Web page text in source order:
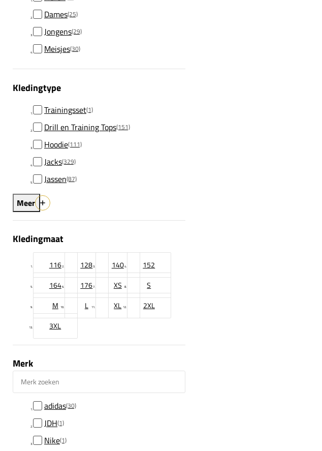
Dames(25)
Jongens(29)
Meisjes(30)
Kledingtype
Trainingsset(1)
Drill en Training Tops(151)
Hoodie(111)
Jacks(329)
Jassen(87)
Meer
Kledingmaat
116 128 140
152
164
176 XS
S
M
L XL
2XL
3XL
Merk
adidas(30)
JDH(1)
Nike(1)